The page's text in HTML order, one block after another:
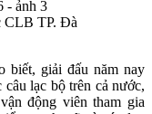
CLB TP. Đà
biết, giải đấu năm nay
lạc bộ trên cả nước,
động viên tham gia